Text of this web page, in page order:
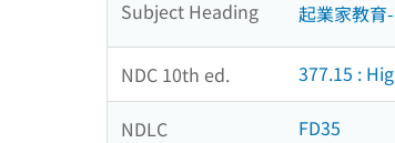
Subject Heading 起業家教育
NDC 10th ed. 377.15 :
NDLC FD35